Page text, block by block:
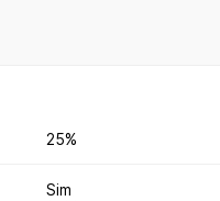
25%
Sim